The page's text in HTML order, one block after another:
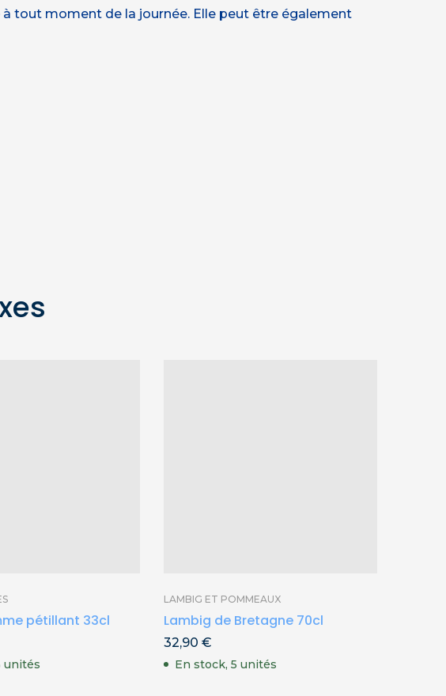
tout moment de la journée. Elle peut être également
pétillant 33cl
unités
LAMBIG ET POMMEAUX
Lambig de Bretagne 70cl
32,90 €
En stock, 5 unités